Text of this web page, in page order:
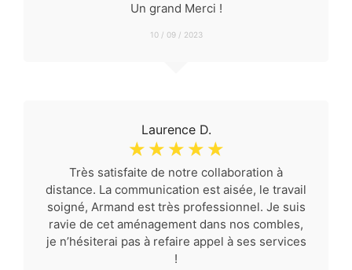
Un grand Merci !
10 / 09 / 2023
Laurence D.
☆ ☆ ☆ ☆ ☆
Très satisfaite de notre collaboration à
distance. La communication est aisée, le travail
soigné, Armand est très professionnel. Je suis
ravie de cet aménagement dans nos combles,
je n’hésiterai pas à refaire appel à ses services
!